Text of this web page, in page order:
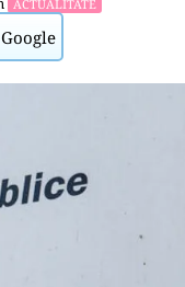
ACTUALITATE